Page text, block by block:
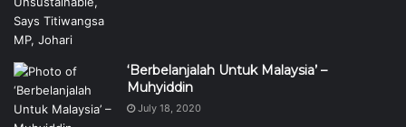
‘Berbelanjalah Untuk Malaysia’ –
Muhyiddin
July 18, 2020